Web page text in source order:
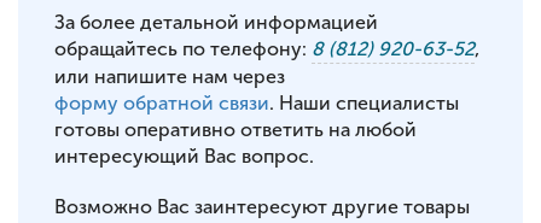
За более детальной информацией
обращайтесь по телефону: 8 (812) 920-63-52,
или напишите нам через
форму обратной связи. Наши специалисты
готовы оперативно ответить на любой
интересующий Вас вопрос.
Возможно Вас заинтересуют другие товары